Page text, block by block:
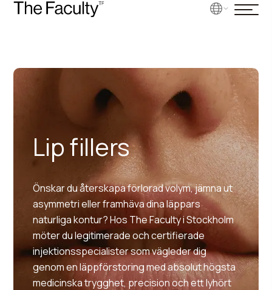
Lip fillers
Önskar du återskapa förlorad volym, jämna ut
asymmetri eller framhäva dina läppars
naturliga kontur? Hos The Faculty i Stockholm
möter du legitimerade och certifierade
injektionsspecialister som vägleder dig
genom en läppförstoring med absolut högsta
medicinska trygghet, precision och ett lyhört